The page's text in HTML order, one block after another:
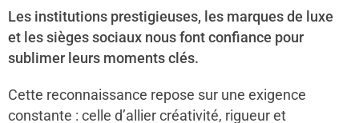
Les institutions prestigieuses, les marques de luxe
et les sièges sociaux nous font confiance pour
sublimer leurs moments clés.
Cette reconnaissance repose sur une exigence
constante : celle d’allier créativité, rigueur et